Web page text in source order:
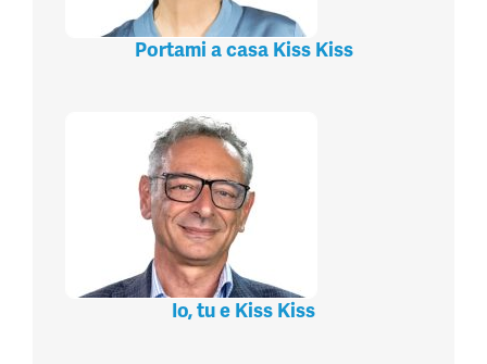
Portami a casa Kiss Kiss
Io, tu e Kiss Kiss